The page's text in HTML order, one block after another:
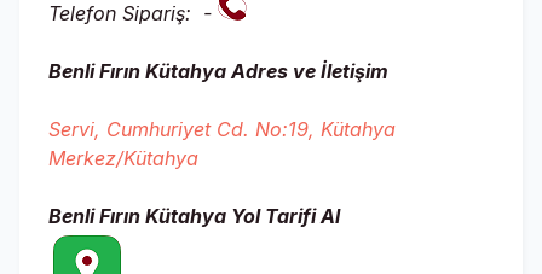
Telefon Sipariş: -
Benli Fırın Kütahya Adres ve İletişim
Servi, Cumhuriyet Cd. No:19, Kütahya
Merkez/Kütahya
Benli Fırın Kütahya Yol Tarifi Al